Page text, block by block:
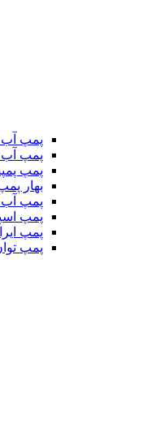
پمپ آب
پمپ آب
پمپ
بهار
پمپ آب
پمپ
پمپ
پمپ